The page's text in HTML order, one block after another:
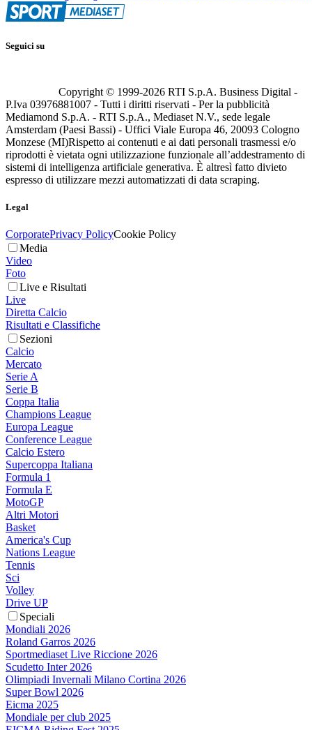
Seguici su
Copyright © 1999-2026 RTI S.p.A. Business Digital -
P.Iva 03976881007 - Tutti i diritti riservati - Per la pubblicità
Mediamond S.p.A. - RTI S.p.A., Mediaset N.V., sede legale
Amsterdam (Paesi Bassi) - Uffici Viale Europa 46, 20093 Cologno
Monzese (MI)Rispetto ai contenuti e ai dati personali trasmessi e/o
riprodotti è vietata ogni utilizzazione funzionale all’addestramento di
sistemi di intelligenza artificiale generativa. È altresì fatto divieto
espresso di utilizzare mezzi automatizzati di data scraping.
Legal
CorporatePrivacy PolicyCookie Policy
Media
Video
Foto
Live e Risultati
Live
Diretta Calcio
Risultati e Classifiche
Sezioni
Calcio
Mercato
Serie A
Serie B
Coppa Italia
Champions League
Europa League
Conference League
Calcio Estero
Supercoppa Italiana
Formula 1
Formula E
MotoGP
Altri Motori
Basket
America's Cup
Nations League
Tennis
Sci
Volley
Drive UP
Speciali
Mondiali 2026
Roland Garros 2026
Sportmediaset Live Riccione 2026
Scudetto Inter 2026
Olimpiadi Invernali Milano Cortina 2026
Super Bowl 2026
Eicma 2025
Mondiale per club 2025